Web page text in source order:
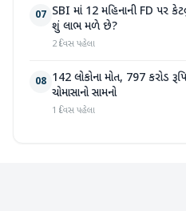
07 SBI માં 12 મહિનાની FD પર
શું લાભ મળે છે?
2 દિવસ પહેલા
08 142 લોકોના મોત, 797 કરોડ
ચોમાસાનો સામનો
1 દિવસ પહેલા